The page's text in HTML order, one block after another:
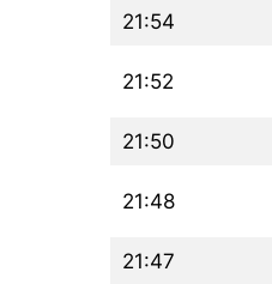
21:54
21:52
21:50
21:48
21:47